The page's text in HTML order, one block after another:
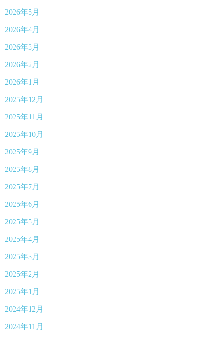
2026年5月
2026年4月
2026年3月
2026年2月
2026年1月
2025年12月
2025年11月
2025年10月
2025年9月
2025年8月
2025年7月
2025年6月
2025年5月
2025年4月
2025年3月
2025年2月
2025年1月
2024年12月
2024年11月